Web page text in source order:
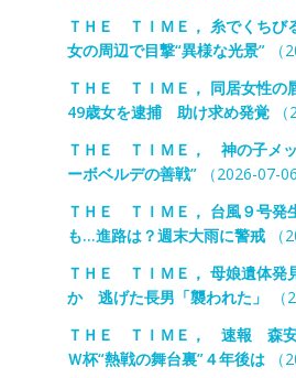
ＴＨＥ ＴＩＭＥ， 糸でくちび
女の周辺で目撃“異様な光景”（
ＴＨＥ ＴＩＭＥ， 同居女性の
49歳女を逮捕 助け求め発覚（
ＴＨＥ ＴＩＭＥ， 神の子メッ
ーボベルデの善戦”（2026-07-06
ＴＨＥ ＴＩＭＥ， 台風９号発
も…進路は？週末大雨に警戒（
ＴＨＥ ＴＩＭＥ， 母娘遺体発
か 逃げた長男「襲われた」
（
ＴＨＥ ＴＩＭＥ， 速報 森安
Ｗ杯“熱戦の舞台裏”４年後は（